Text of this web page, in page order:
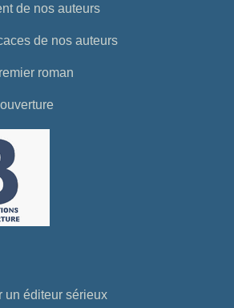
de nos auteurs
de nos auteurs
roman
un éditeur sérieux